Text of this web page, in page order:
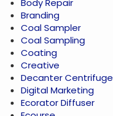
Branding
Coal Sampler
Coal Sampling
Coating
Creative
Decanter Centrifuge
Digital Marketing
Ecorator Diffuser